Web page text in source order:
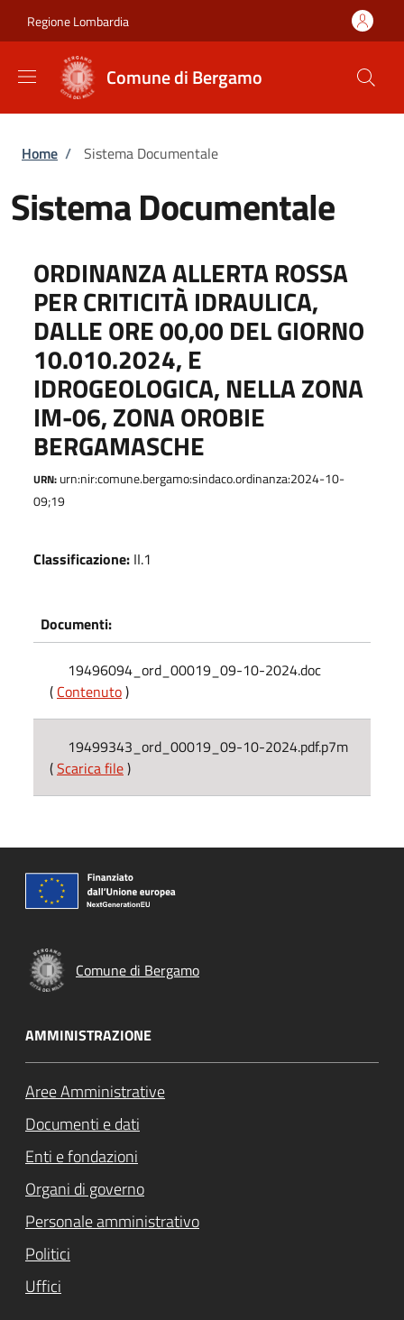
Regione Lombardia
Comune di Bergamo
Briciole di pane
Home / Sistema Documentale
Sistema Documentale
ORDINANZA ALLERTA ROSSA
PER CRITICITÀ IDRAULICA,
DALLE ORE 00,00 DEL GIORNO
10.010.2024, E
IDROGEOLOGICA, NELLA ZONA
IM-06, ZONA OROBIE
BERGAMASCHE
URN: urn:nir:comune.bergamo:sindaco.ordinanza:2024-10-
09;19
Classificazione: II.1
Documenti:
19496094_ord_00019_09-10-2024.doc
( Contenuto)
19499343_ord_00019_09-10-2024.pdf.p7m
(Scarica file)
Comune di Bergamo
AMMINISTRAZIONE
Aree Amministrative
Documenti e dati
Enti e fondazioni
Organi di governo
Personale amministrativo
Politici
Uffici